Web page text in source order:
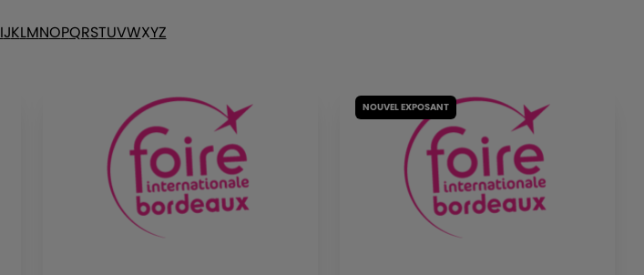
IJKLMNOPQRSTUVWXYZ
NOUVEL EXPOSANT